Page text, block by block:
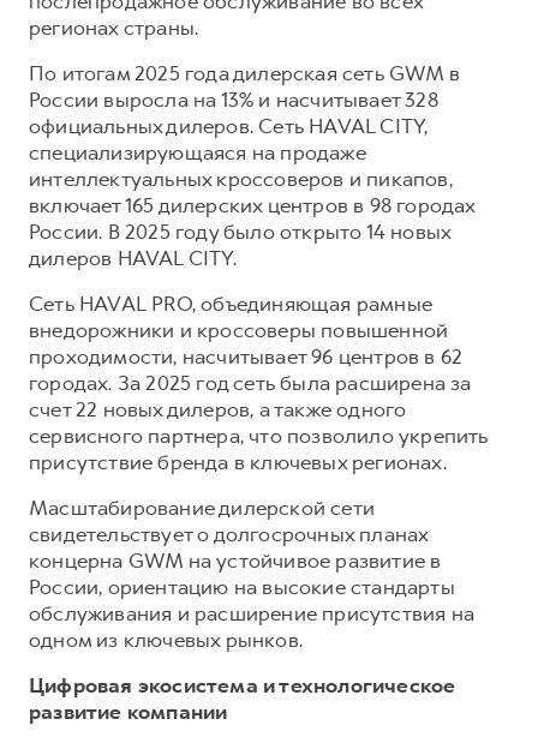
регионах страны.
По итогам 2025 года дилерская сеть GWM в
России выросла на 13% и насчитывает 328
официальных дилеров. Сеть HAVAL CITY,
специализирующаяся на продаже
интеллектуальных кроссоверов и пикапов,
включает 165 дилерских центров в 98 городах
России. В 2025 году было открыто 14 новых
дилеров HAVAL CITY.
Сеть HAVAL PRO, объединяющая рамные
внедорожники и кроссоверы повышенной
проходимости, насчитывает 96 центров в 62
городах. За 2025 год сеть была расширена за
счет 22 новых дилеров, а также одного
сервисного партнера, что позволило укрепить
присутствие бренда в ключевых регионах.
Масштабирование дилерской сети
свидетельствует о долгосрочных планах
концерна GWM на устойчивое развитие в
России, ориентацию на высокие стандарты
обслуживания и расширение присутствия на
одном из ключевых рынков.
Цифровая экосистема и технологическое
развитие компании